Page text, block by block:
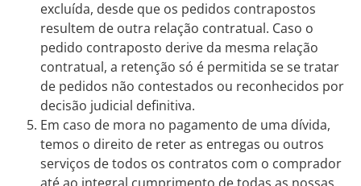
excluída, desde que os pedidos contrapostos
resultem de outra relação contratual. Caso o
pedido contraposto derive da mesma relação
contratual, a retenção só é permitida se se tratar
de pedidos não contestados ou reconhecidos por
decisão judicial definitiva.
Em caso de mora no pagamento de uma dívida,
temos o direito de reter as entregas ou outros
serviços de todos os contratos com o comprador